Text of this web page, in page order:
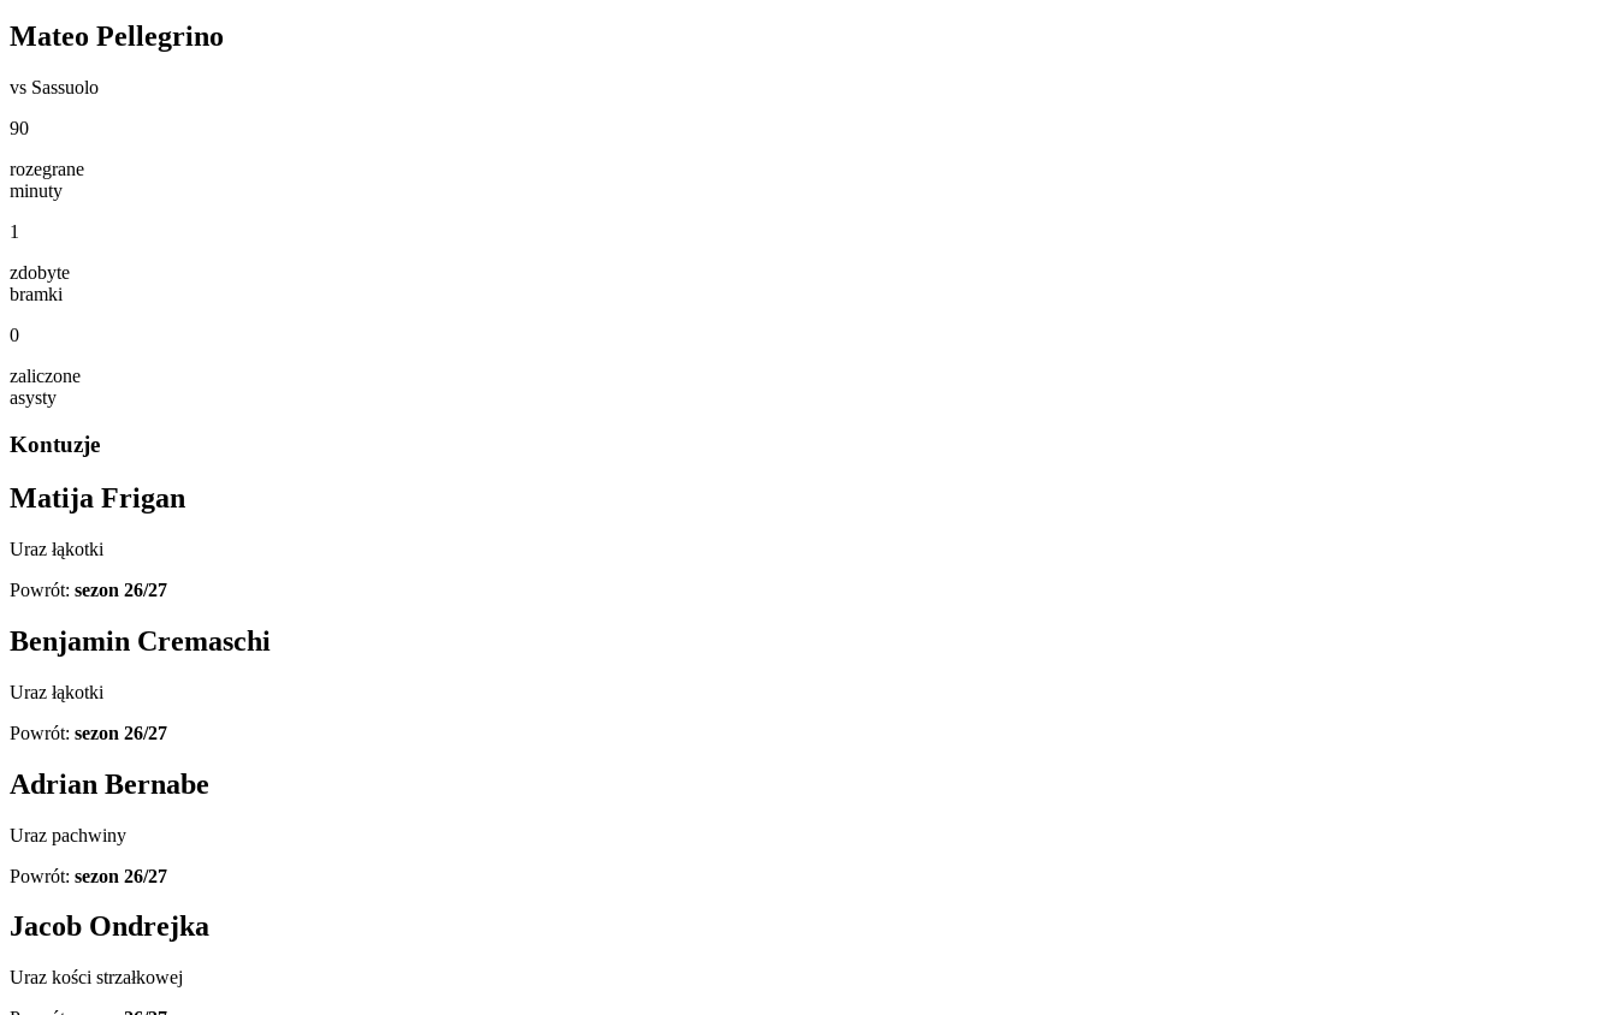
Mateo Pellegrino
vs Sassuolo
90
rozegrane
minuty
1
zdobyte
bramki
0
zaliczone
asysty
Kontuzje
Matija Frigan
Uraz łąkotki
Powrót: sezon 26/27
Benjamin Cremaschi
Uraz łąkotki
Powrót: sezon 26/27
Adrian Bernabe
Uraz pachwiny
Powrót: sezon 26/27
Jacob Ondrejka
Uraz kości strzałkowej